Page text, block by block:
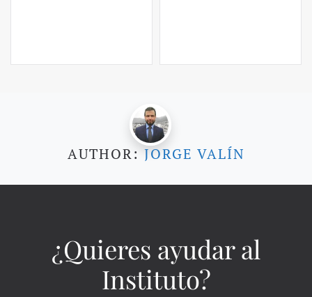
AUTHOR: JORGE VALÍN
¿Quieres ayudar al
Instituto?